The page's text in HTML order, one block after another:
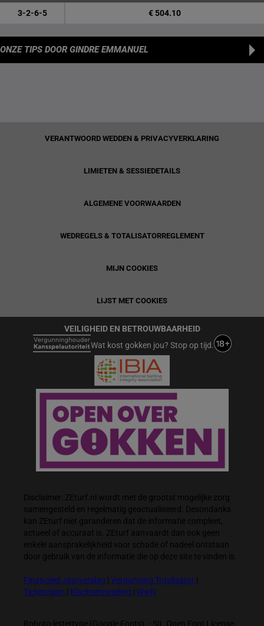
3-2-6-5 € 504.10
ONZE TIPS DOOR GINDRE EMMANUEL
VERANTWOORD WEDDEN & PRIVACYVERKLARING
LIMIETEN & SESSIEDETAILS
ALGEMENE VOORWAARDEN
WEDREGELS & TOTALISATORREGLEMENT
MIJN COOKIES
LIJST MET COOKIES
VEILIGHEID EN BETROUWBAARHEID
Wat kost gokken jou? Stop op tijd.
Disclaimer: ZEturf.nl wordt met de grootst mogelijke zorg
samengesteld en regelmatig geactualiseerd. Desondanks
kan ZEturf niet garanderen dat de informatie compleet,
actueel of accuraat is. ZEturf aanvaardt dan ook geen
enkele aansprakelijkheid voor schade of nadeel ontstaan
door gebruik van de informatie die op deze site te vinden is.
Financieel Jaarverslag Vergunning Totalisator
Ticketclaim
Klachtenregeling Wwft
Roboto-lettertype (Google Fonts). - SIL Open Font License